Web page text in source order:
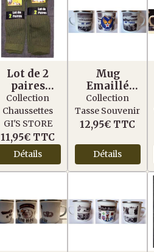
Lot de 2
paires
Chaussettes
Longue Vert
Collection
Chaussettes
GI'S STORE
11,95€ TTC
Détails
Mug
Emaillé
USAAF U.S.
ARMY. AIR.
FORCE
Collection
Tasse Souvenir
12,95€ TTC
Détails